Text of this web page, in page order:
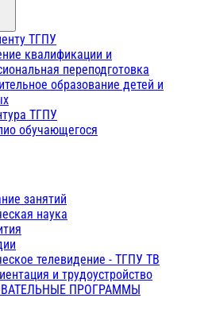
ТГПУ
квалификации и
переподготовка
образование детей и
ТГПУ
обучающегося
занятий
наука
телевидение - ТГПУ ТВ
и трудоустройство
ПРОГРАММЫ